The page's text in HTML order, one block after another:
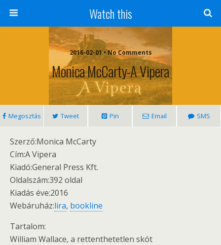
Watch this
2016-02-01 • No Comments
Monica McCarty-A Vipera
Megosztás Tweet Pin Email SMS
Szerző:Monica McCarty
Cím:A Vipera
Kiadó:General Press Kft.
Oldalszám:392 oldal
Kiadás éve:2016
Webáruház:lira, bookline
Tartalom:
William Wallace, a rettenthetetlen skót